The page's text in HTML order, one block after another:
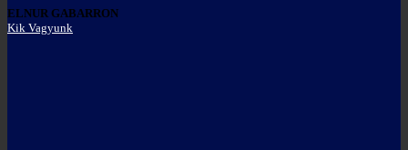
ELNUR GABARRON
Kik Vagyunk